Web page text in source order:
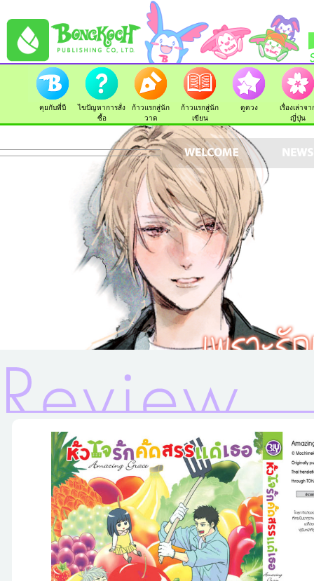
คุยกับพี่บี
ไขปัญหาการสั่ง
ซื้อ
ก้าวแรกสู่นัก
วาด
ก้าวแรกสู่นัก
เขียน
ดูดวง
เรื่องเล่าจา
ญี่ปุ่น